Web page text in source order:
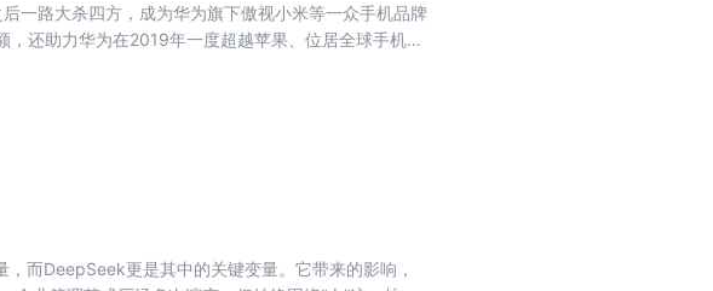
新消费品牌中，元气森林无疑是最具戏剧性的那一个。
判与迟疑。当它从增长的主旋律过渡到韧性的主命题
一路大杀四方，成为华为旗下傲视小米等一众手机品牌
还助力华为在2019年一度超越苹果、位居全球手机销
明并未摆脱华为的“影子”，市场占有率有所下滑。
担任荣耀10年CEO（首席执行官）的赵明，并发布了
重生、成为“全球领先的AI终端生态公司”，还面临诸多
新走到一个转型发展的十字路口：新帅、新战略、上
决的问题和未来的发展方向，以期找到对荣耀乃至对
而DeepSeek更是其中的关键变量。它带来的影响，